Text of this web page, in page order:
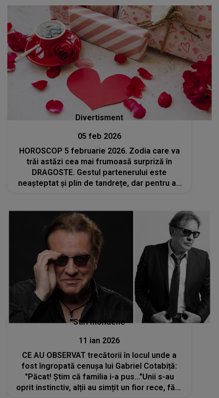
Divertisment
05 feb 2026
HOROSCOP 5 februarie 2026. Zodia care va
trăi astăzi cea mai frumoasă surpriză în
DRAGOSTE. Gestul partenerului este
neașteptat și plin de tandrețe, dar pentru a-l
Stiri mondene
11 ian 2026
CE AU OBSERVAT trecătorii în locul unde a
fost îngropată cenușa lui Gabriel Cotabiță:
"Păcat! Știm că familia i-a pus..."Unii s-au
oprit instinctiv, alții au simțit un fior rece, fără